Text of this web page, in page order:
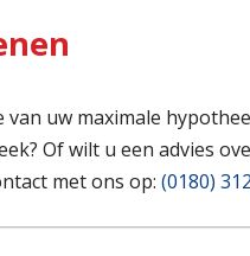
uw maximale
Of wilt u een advies
met ons op: (0180)